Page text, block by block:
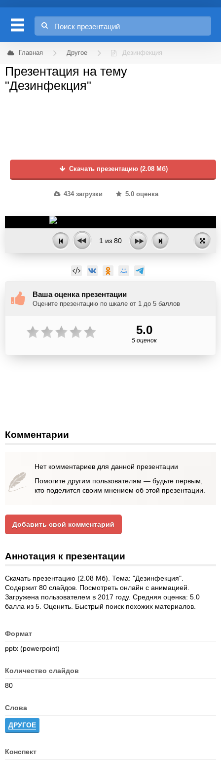
Главная Другое Дезинфекция
Презентация на тему
"Дезинфекция"
Скачать презентацию (2.08 Мб)
434 загрузки 5.0 оценка
1 из 80
Ваша оценка презентации
Оцените презентацию по шкале от 1 до 5 баллов
5.0
5 оценок
Комментарии
Нет комментариев для данной презентации
Помогите другим пользователям — будьте первым,
кто поделится своим мнением об этой презентации.
Добавить свой комментарий
Аннотация к презентации
Скачать презентацию (2.08 Мб). Тема: "Дезинфекция".
Содержит 80 слайдов. Посмотреть онлайн с анимацией.
Загружена пользователем в 2017 году. Средняя оценка: 5.0
балла из 5. Оценить. Быстрый поиск похожих материалов.
Формат
pptx (powerpoint)
Количество слайдов
80
Слова
ДРУГОЕ
Конспект